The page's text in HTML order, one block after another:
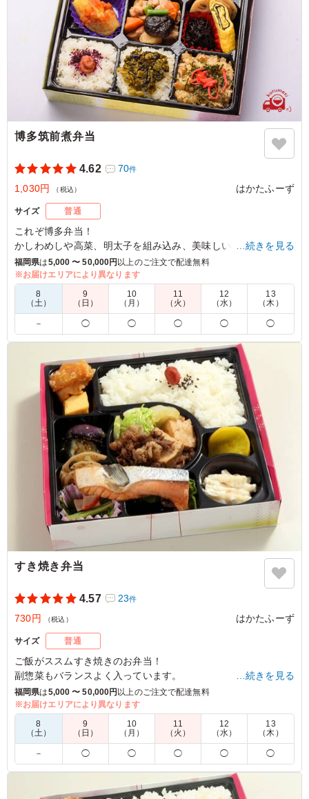
博多筑前煮弁当
4.62 70件
1,030円 （税込） はかたふーず
サイズ 普通
これぞ博多弁当！
かしわめしや高菜、明太子を組み込み、美味しい和食を9マス
に散りばめました。
4.0 テルモ株式会社
博多に関連した総菜があり、皆さん楽しんで食事して貰っ
た。平均的な量で、男性・女性共に、大きな不平は出ませ
んでした。使いがっての良い弁当だと思います。９マス弁
当は評判が良いので、種類を増やしてもらえると嬉しいで
す。
ご利用シーン： 会議・セミナー›会議
福岡県福岡市博多区綱場町2026/07/13
…続きを見る
福岡県は5,000 〜 50,000円 以上のご注文で配達無料
※お届けエリアにより異なります
8
（土）
9
（日）
10
（月）
11
（火）
12
（水）
13
（木）
－ ◯ ◯ ◯ ◯ ◯
すき焼き弁当
4.57 23件
730円 （税込） はかたふーず
サイズ 普通
ご飯がススムすき焼きのお弁当！
副惣菜もバランスよく入っています。
5.0 博多教会
ボリュームもあり、見た目も美しいので、コスパを考える
ととても良いと思います。 いろんなお弁当屋さんで人数
分を頼むよりも、とても楽で満足です。 品数も多いの
で、皆さん満足できると思います。 味は、それなりに美
…続きを見る
福岡県は5,000 〜 50,000円以上のご注文で配達無料
※お届けエリアにより異なります
8
（土）
9
（日）
10
（月）
11
（火）
12
（水）
13
（木）
－ ◯ ◯ ◯ ◯ ◯